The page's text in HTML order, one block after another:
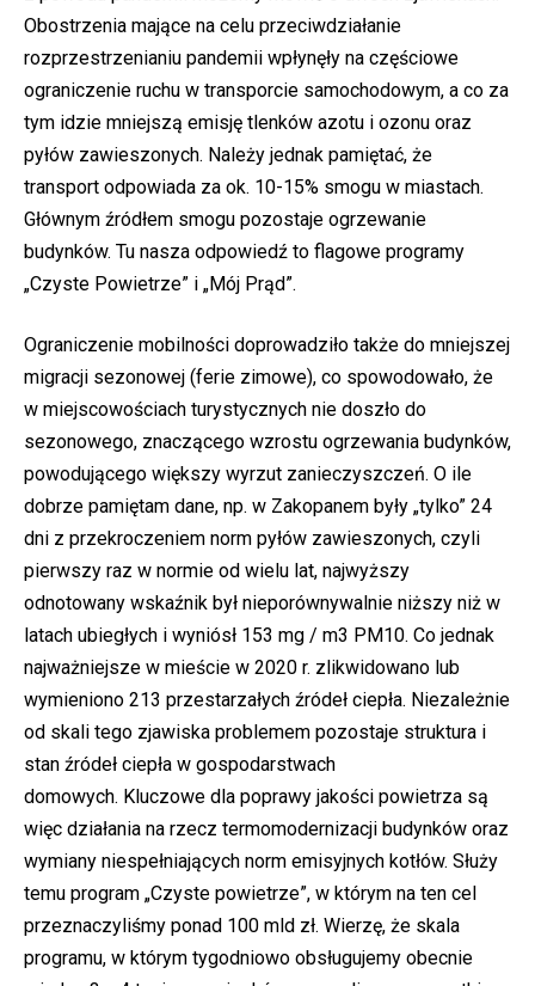
Obostrzenia mające na celu przeciwdziałanie
rozprzestrzenianiu pandemii wpłynęły na częściowe
ograniczenie ruchu w transporcie samochodowym, a co za
tym idzie mniejszą emisję tlenków azotu i ozonu oraz
pyłów zawieszonych. Należy jednak pamiętać, że
transport odpowiada za ok. 10-15% smogu w miastach.
Głównym źródłem smogu pozostaje ogrzewanie
budynków. Tu nasza odpowiedź to flagowe programy
„Czyste Powietrze” i „Mój Prąd”.
Ograniczenie mobilności doprowadziło także do mniejszej
migracji sezonowej (ferie zimowe), co spowodowało, że
w miejscowościach turystycznych nie doszło do
sezonowego, znaczącego wzrostu ogrzewania budynków,
powodującego większy wyrzut zanieczyszczeń. O ile
dobrze pamiętam dane, np. w Zakopanem były „tylko” 24
dni z przekroczeniem norm pyłów zawieszonych, czyli
pierwszy raz w normie od wielu lat, najwyższy
odnotowany wskaźnik był nieporównywalnie niższy niż w
latach ubiegłych i wyniósł 153 mg / m3 PM10. Co jednak
najważniejsze w mieście w 2020 r. zlikwidowano lub
wymieniono 213 przestarzałych źródeł ciepła. Niezależnie
od skali tego zjawiska problemem pozostaje struktura i
stan źródeł ciepła w gospodarstwach
domowych. Kluczowe dla poprawy jakości powietrza są
więc działania na rzecz termomodernizacji budynków oraz
wymiany niespełniających norm emisyjnych kotłów. Służy
temu program „Czyste powietrze”, w którym na ten cel
przeznaczyliśmy ponad 100 mld zł. Wierzę, że skala
programu, w którym tygodniowo obsługujemy obecnie